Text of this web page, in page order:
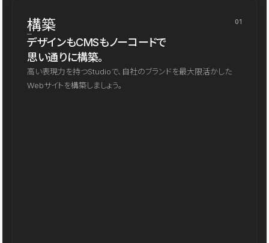
構築 01
デザインもCMSもノーコードで
思い通りに構築。
高い表現力を持つStudioで、自社のブランドを最大限活かした
Webサイトを構築しましょう。